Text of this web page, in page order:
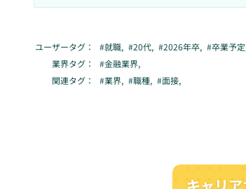
ユーザータグ： #就職, #20代, #2026年卒, #卒業予定
業界タグ：
#金融業界,
関連タグ：
#業界, #職種, #面接,